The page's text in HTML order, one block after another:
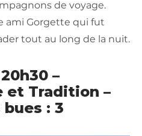
de voyage.
ami Gorgette qui fut
tout au long de la nuit.
–
et Tradition –
: 3